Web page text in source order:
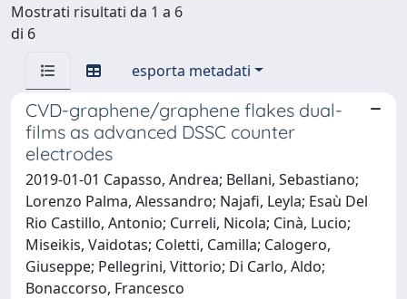
Mostrati risultati da 1 a 6
di 6
esporta metadati
CVD-graphene/graphene flakes dual-
films as advanced DSSC counter
electrodes
2019-01-01 Capasso, Andrea; Bellani, Sebastiano;
Lorenzo Palma, Alessandro; Najafi, Leyla; Esaù Del
Rio Castillo, Antonio; Curreli, Nicola; Cinà, Lucio;
Miseikis, Vaidotas; Coletti, Camilla; Calogero,
Giuseppe; Pellegrini, Vittorio; Di Carlo, Aldo;
Bonaccorso, Francesco